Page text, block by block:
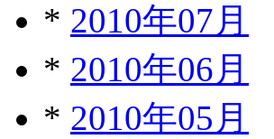
* 2010年07月
* 2010年06月
* 2010年05月